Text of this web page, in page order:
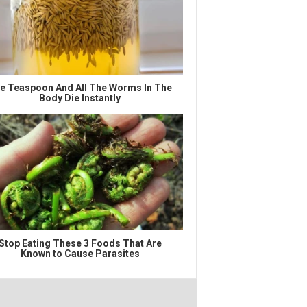
Teaspoon And All The Worms In The
Body Die Instantly
Eating These 3 Foods That Are
Known to Cause Parasites